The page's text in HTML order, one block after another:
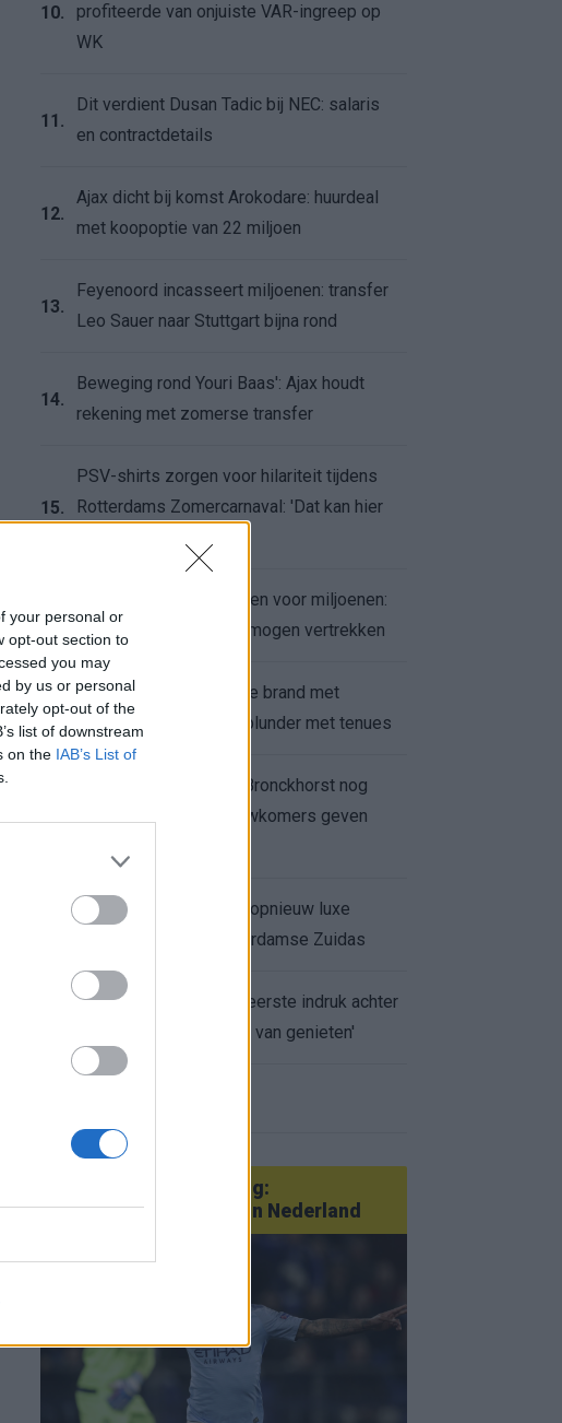
your personal or
opt-out section to
you may
by us or personal
opt-out of the
list of downstream
on the IAB’s List of
10.
profiteerde van onjuiste VAR-ingreep op
WK
11.
Dit verdient Dusan Tadic bij NEC: salaris
en contractdetails
12.
Ajax dicht bij komst Arokodare: huurdeal
met koopoptie van 22 miljoen
13.
Feyenoord incasseert miljoenen: transfer
Leo Sauer naar Stuttgart bijna rond
14.
Beweging rond Youri Baas': Ajax houdt
rekening met zomerse transfer
15.
PSV-shirts zorgen voor hilariteit tijdens
Rotterdams Zomercarnaval: 'Dat kan hier
16.
Feyenoord zet deur open voor miljoenen:
Ueda en Hadj Moussa mogen vertrekken
17.
Ajax helpt Burnley uit de brand met
afgeknipte sokken na blunder met tenues
Feyenoord onder Van Bronckhorst nog
altijd ongeslagen: nieuwkomers geven
Hakim Ziyech verhuurt opnieuw luxe
appartement op Amsterdamse Zuidas
Marcos Leonardo laat eerste indruk achter
bij Ajax: 'Hier gaan fans van genieten'
Van Götze tot Sterling:
statementtransfers in Nederland